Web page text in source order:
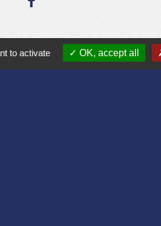
to activate OK, accept all